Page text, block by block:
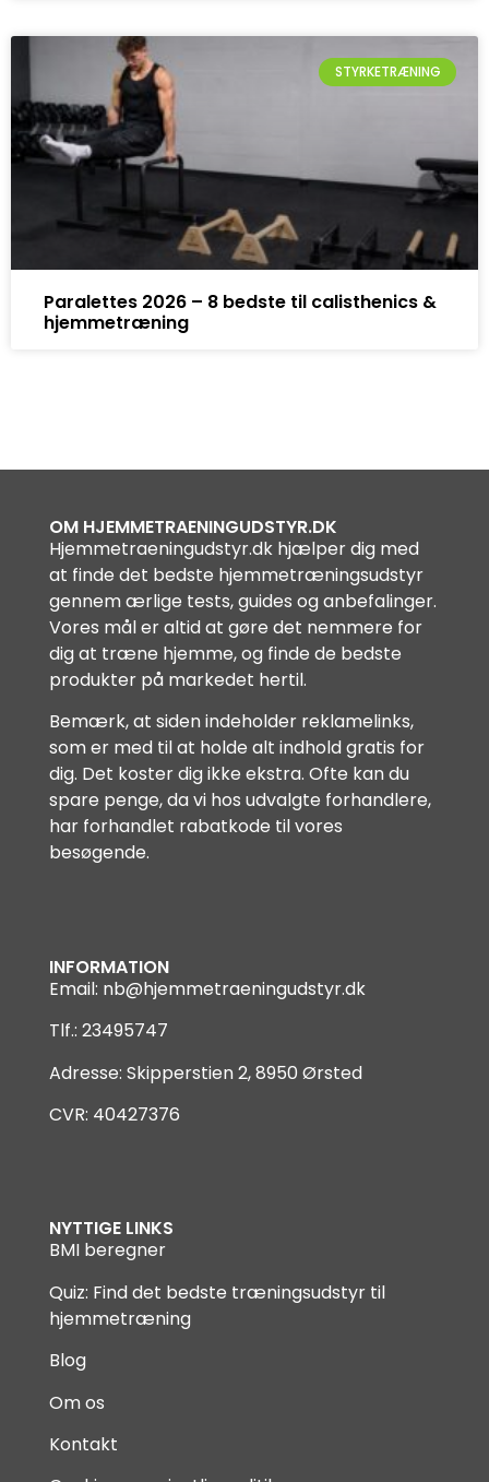
STYRKETRÆNING
Paralettes 2026 – 8 bedste til calisthenics &
hjemmetræning
OM HJEMMETRAENINGUDSTYR.DK
Hjemmetraeningudstyr.dk hjælper dig med
at finde det bedste hjemmetræningsudstyr
gennem ærlige tests, guides og anbefalinger.
Vores mål er altid at gøre det nemmere for
dig at træne hjemme, og finde de bedste
produkter på markedet hertil.
Bemærk, at siden indeholder reklamelinks,
som er med til at holde alt indhold gratis for
dig. Det koster dig ikke ekstra. Ofte kan du
spare penge, da vi hos udvalgte forhandlere,
har forhandlet rabatkode til vores
besøgende.
INFORMATION
Email: nb@hjemmetraeningudstyr.dk
Tlf.: 23495747
Adresse: Skipperstien 2, 8950 Ørsted
CVR: 40427376
NYTTIGE LINKS
BMI beregner
Quiz: Find det bedste træningsudstyr til
hjemmetræning
Blog
Om os
Kontakt